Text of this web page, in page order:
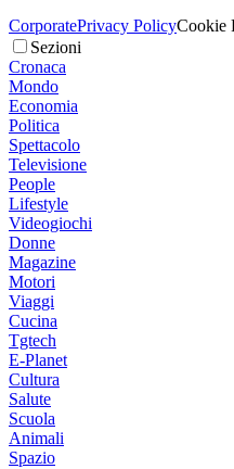
CorporatePrivacy PolicyCookie
Sezioni
Cronaca
Mondo
Economia
Politica
Spettacolo
Televisione
People
Lifestyle
Videogiochi
Donne
Magazine
Motori
Viaggi
Cucina
Tgtech
E-Planet
Cultura
Salute
Scuola
Animali
Spazio